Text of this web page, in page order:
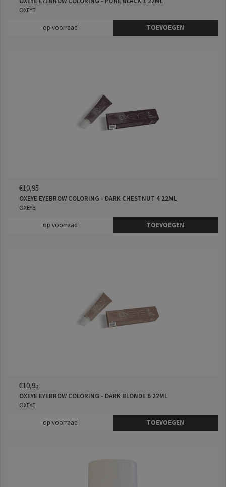
OXEYE
op voorraad TOEVOEGEN
€10,95
OXEYE EYEBROW COLORING - DARK CHESTNUT 4 22ML
OXEYE
op voorraad TOEVOEGEN
€10,95
OXEYE EYEBROW COLORING - DARK BLONDE 6 22ML
OXEYE
op voorraad TOEVOEGEN